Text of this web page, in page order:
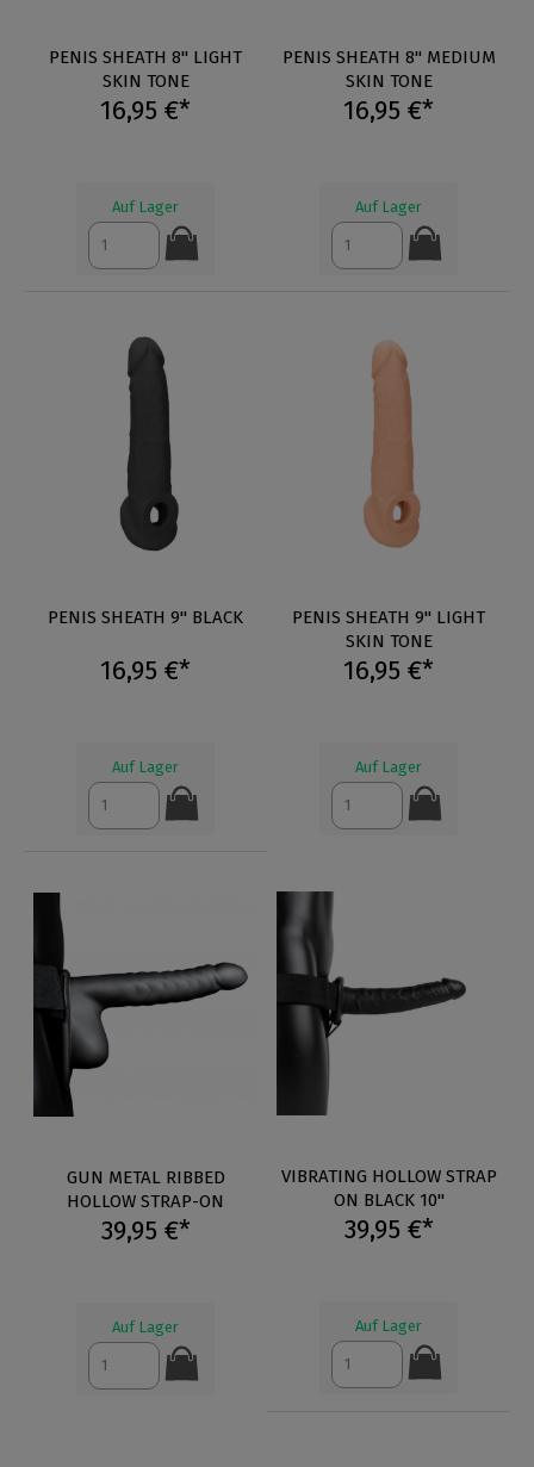
PENIS SHEATH 8" LIGHT
SKIN TONE
16,95 €*
Auf Lager
PENIS SHEATH 8" MEDIUM
SKIN TONE
16,95 €*
Auf Lager
PENIS SHEATH 9" BLACK
16,95 €*
Auf Lager
PENIS SHEATH 9" LIGHT
SKIN TONE
16,95 €*
Auf Lager
GUN METAL RIBBED
HOLLOW STRAP-ON
39,95 €*
Auf Lager
VIBRATING HOLLOW STRAP
ON BLACK 10"
39,95 €*
Auf Lager